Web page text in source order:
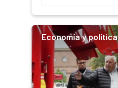
Economía y política